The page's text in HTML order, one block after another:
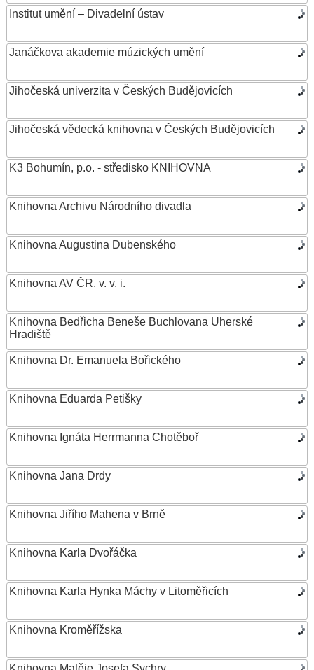
Institut umění – Divadelní ústav
Janáčkova akademie múzických umění
Jihočeská univerzita v Českých Budějovicích
Jihočeská vědecká knihovna v Českých Budějovicích
K3 Bohumín, p.o. - středisko KNIHOVNA
Knihovna Archivu Národního divadla
Knihovna Augustina Dubenského
Knihovna AV ČR, v. v. i.
Knihovna Bedřicha Beneše Buchlovana Uherské
Hradiště
Knihovna Dr. Emanuela Bořického
Knihovna Eduarda Petišky
Knihovna Ignáta Herrmanna Chotěboř
Knihovna Jana Drdy
Knihovna Jiřího Mahena v Brně
Knihovna Karla Dvořáčka
Knihovna Karla Hynka Máchy v Litoměřicích
Knihovna Kroměřížska